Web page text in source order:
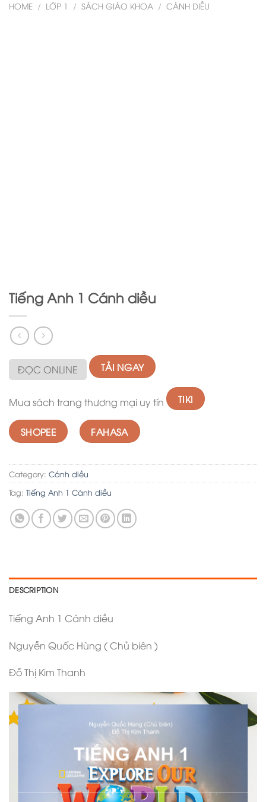
HOME / LỚP 1 / SÁCH GIÁO KHOA / CÁNH DIỀU
Tiếng Anh 1 Cánh diều
ĐỌC ONLINE TẢI NGAY
Mua sách trang thương mại uy tín TIKI
SHOPEE FAHASA
Category: Cánh diều
Tag: Tiếng Anh 1 Cánh diều
DESCRIPTION
Tiếng Anh 1 Cánh diều
Nguyễn Quốc Hùng ( Chủ biên )
Đỗ Thị Kim Thanh